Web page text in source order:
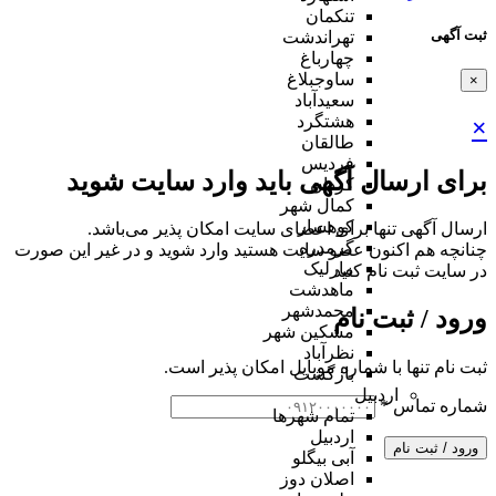
ثبت آگهی
×
×
برای ارسال آگهی باید وارد سایت شوید
ارسال آگهی تنها برای اعضای سایت امکان پذیر می‌باشد.
چنانچه هم‌ اکنون عضو سایت هستید وارد شوید و در غیر این صورت
در سایت ثبت نام کنید
ورود / ثبت نام
ثبت نام تنها با شماره موبایل امکان پذیر است.
شماره تماس*
ورود / ثبت نام
تنکمان
تهراندشت
چهارباغ
ساوجبلاغ
سعیدآباد
هشتگرد
طالقان
فردیس
کردان
کمال شهر
کوهسار
گرمدره
مارلیک
ماهدشت
محمدشهر
مشکین شهر
نظرآباد
بازگشت
اردبیل
تمام شهر‌ها
اردبیل
آبی بیگلو
اصلان دوز